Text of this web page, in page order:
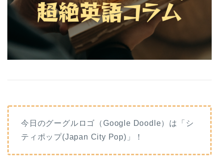
今日のグーグルロゴ（Google Doodle）は「シ
ティポップ(Japan City Pop)」！